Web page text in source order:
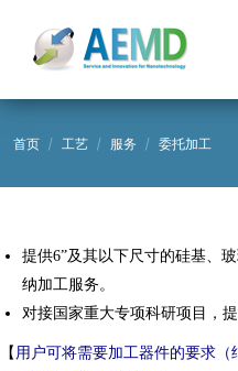
您在这里：
首页 工艺 服务 委托加工
提供6”及其以下尺寸的硅基、
纳加工服务。
对接国家重大专项科研项目，提
【 用户可将需要加工器件的要求（